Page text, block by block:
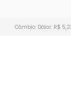
Câmbio: Dólar: R$